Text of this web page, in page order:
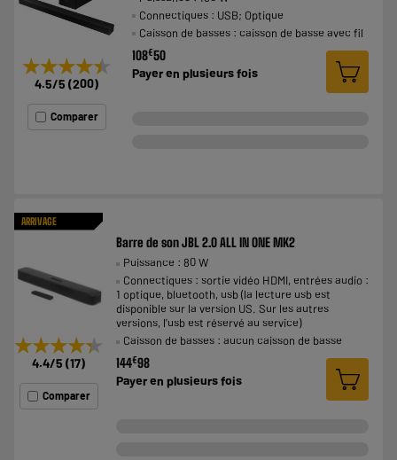
★★★★★
★★★★★
4.5/5 (200)
Comparer
Connectiques : USB; Optique
Caisson de basses : caisson de basse avec fil
108€50
Payer en plusieurs fois
ARRIVAGE
★★★★★
★★★★★
4.4/5 (17)
Comparer
Barre de son JBL 2.0 ALL IN ONE MK2
Puissance : 80 W
Connectiques : sortie vidéo HDMI, entrées audio :
1 optique, bluetooth, usb (la lecture usb est
disponible sur la version US. Sur les autres
versions, l'usb est réservé au service)
Caisson de basses : aucun caisson de basse
144€98
Payer en plusieurs fois